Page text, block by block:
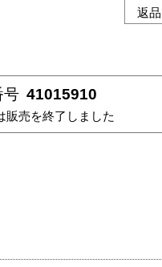
返
号 41015910
販売を終了しました